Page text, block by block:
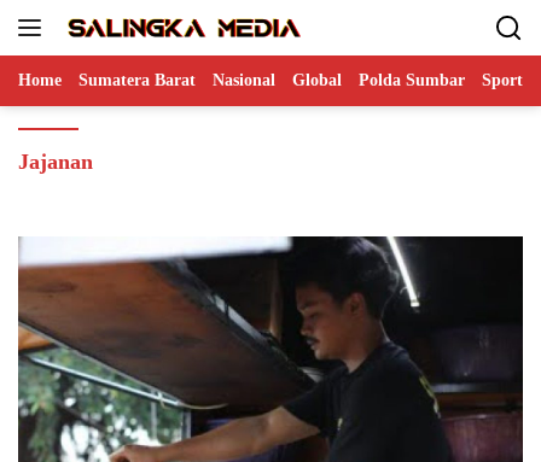
Home Sumatera Barat Nasional Global Polda Sumbar Sports
Jajanan